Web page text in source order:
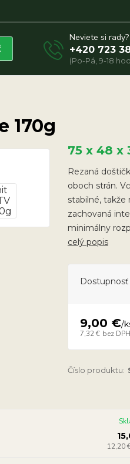
Neviete si
+420 723
(Po-Pá, 9-18
170g
75 x 48 x
Rezaná
oboch strán.
stabilné, takže
zachovaná
minimálny
celý popis
Dostupnosť
9,00 €/
7,32 € bez DPH
Číslo produktu:
12,20